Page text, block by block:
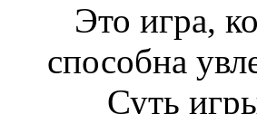
Это игра,
способна
Суть